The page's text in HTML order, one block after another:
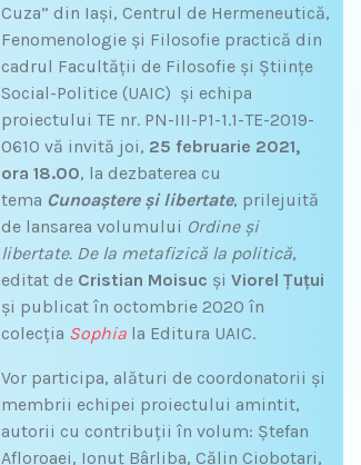
Cuza” din Iași, Centrul de Hermeneutică,
Fenomenologie și Filosofie practică din
cadrul Facultății de Filosofie și Științe
Social-Politice (UAIC) și echipa
proiectului TE nr. PN-III-P1-1.1-TE-2019-
0610 vă invită joi, 25 februarie 2021,
ora 18.00, la dezbaterea cu
tema Cunoaștere și libertate, prilejuită
de lansarea volumului Ordine și
libertate. De la metafizică la politică,
editat de Cristian Moisuc șiViorel Țuțui
și publicat în octombrie 2020 în
colecția Sophia la Editura UAIC.
Vor participa, alături de coordonatorii și
membrii echipei proiectului amintit,
autorii cu contribuții în volum: Ștefan
Afloroaei, Ionuț Bârliba, Călin Ciobotari,